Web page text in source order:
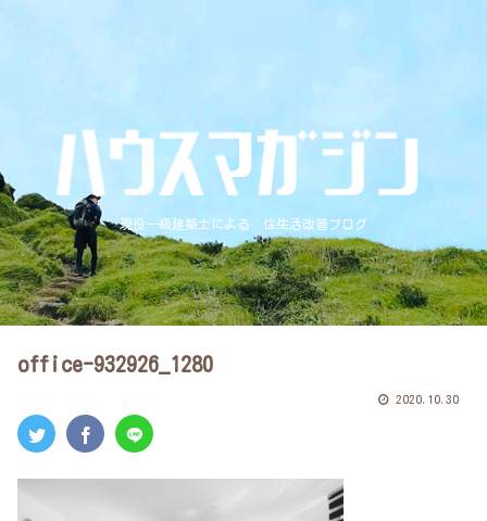
現役一級建築士による 住生活改善ブログ
office-932926_1280
2020.10.30